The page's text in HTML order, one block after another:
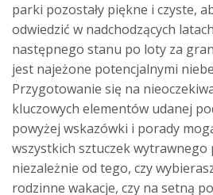
parki pozostały piękne i czyste,
odwiedzić w nadchodzących
następnego stanu po loty za
jest najeżone potencjalnymi
Przygotowanie się na
kluczowych elementów udanej
powyżej wskazówki i porady
wszystkich sztuczek wytrawnego
niezależnie od tego, czy
rodzinne wakacje, czy na setną